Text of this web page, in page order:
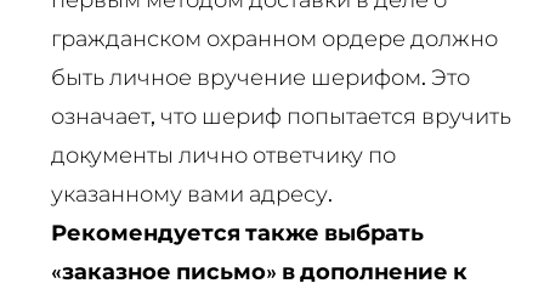
гражданском охранном ордере должно
быть личное вручение шерифом. Это
означает, что шериф попытается вручить
документы лично ответчику по
указанному вами адресу.
Рекомендуется также выбрать
«заказное письмо» в дополнение к